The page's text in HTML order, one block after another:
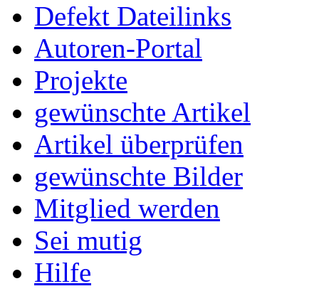
Defekt Dateilinks
Autoren-Portal
Projekte
gewünschte Artikel
Artikel überprüfen
gewünschte Bilder
Mitglied werden
Sei mutig
Hilfe